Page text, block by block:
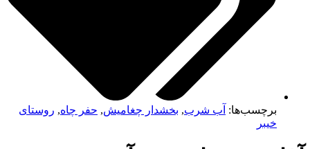
برچسب‌ها:آب شرب ,بخشدار چغامیش,حفر چاه, روستای